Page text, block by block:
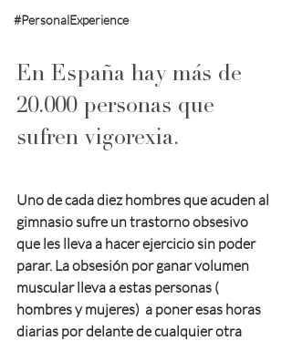
#PersonalExperience
En España hay más de
20.000 personas que
sufren vigorexia.
Uno de cada diez hombres que acuden al
gimnasio sufre un trastorno obsesivo
que les lleva a hacer ejercicio sin poder
parar. La obsesión por ganar volumen
muscular lleva a estas personas (
hombres y mujeres)  a poner esas horas
diarias por delante de cualquier otra